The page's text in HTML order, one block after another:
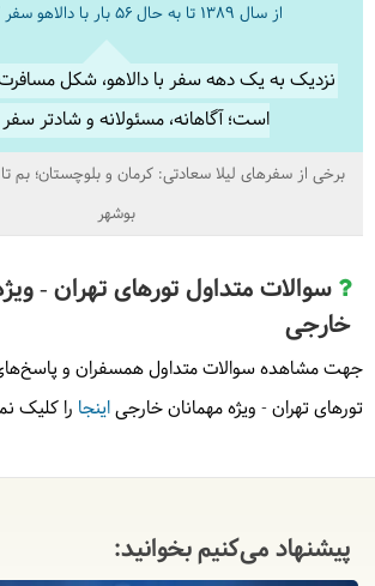
از سال 1389 تا به حال 56 بار با دالاهو سفر کرده است.
نزدیک به یک دهه سفر با دالاهو، شکل
است؛ آگاهانه، مسئولانه و شادتر
برخی از سفرهای لیلا سعادتی: کرمان و بلوچستان؛ بم
بوشهر
سوالات متداول تورهای تهران -
خارجی
جهت مشاهده سوالات متداول همسفران و
تورهای تهران - ویژه مهمانان خارجیاینجا را کلیک
پیشنهاد می‌کنیم بخوانید: